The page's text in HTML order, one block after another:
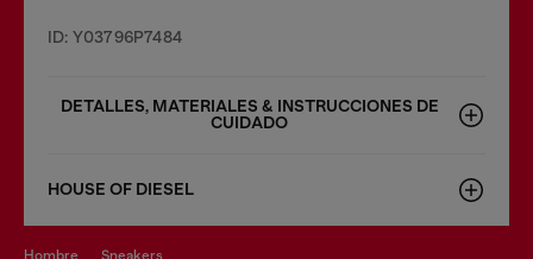
ID: Y03796P7484
DETALLES, MATERIALES & INSTRUCCIONES DE
CUIDADO
HOUSE OF DIESEL
hombre sneakers